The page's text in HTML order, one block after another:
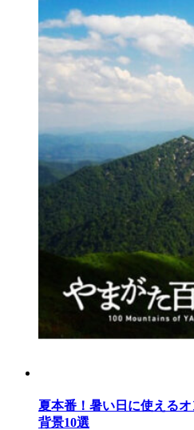
夏本番！暑い日に使える
背景10選